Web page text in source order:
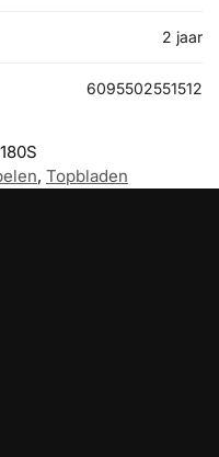
2 jaar
6095502551512
, Topbladen